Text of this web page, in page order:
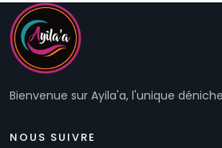
Bienvenue sur Ayila'a, l'unique
NOUS SUIVRE